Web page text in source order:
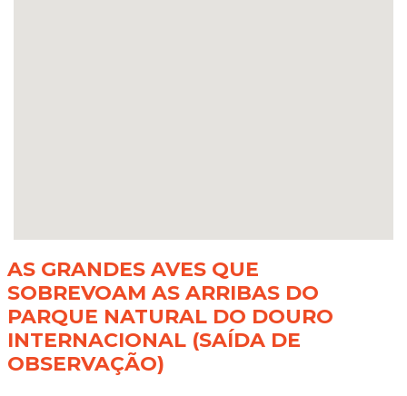
AS GRANDES AVES QUE
SOBREVOAM AS ARRIBAS DO
PARQUE NATURAL DO DOURO
INTERNACIONAL (SAÍDA DE
OBSERVAÇÃO)